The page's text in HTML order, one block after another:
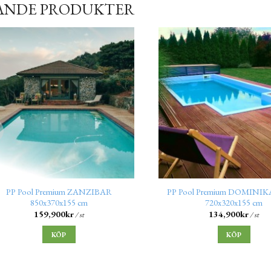
PRODUKTER
PP Pool Premium ZANZIBAR
850x370x155 cm
159,900kr/ st
KÖP
PP Pool Premium
720x320x155 cm
134,900kr/ st
KÖP